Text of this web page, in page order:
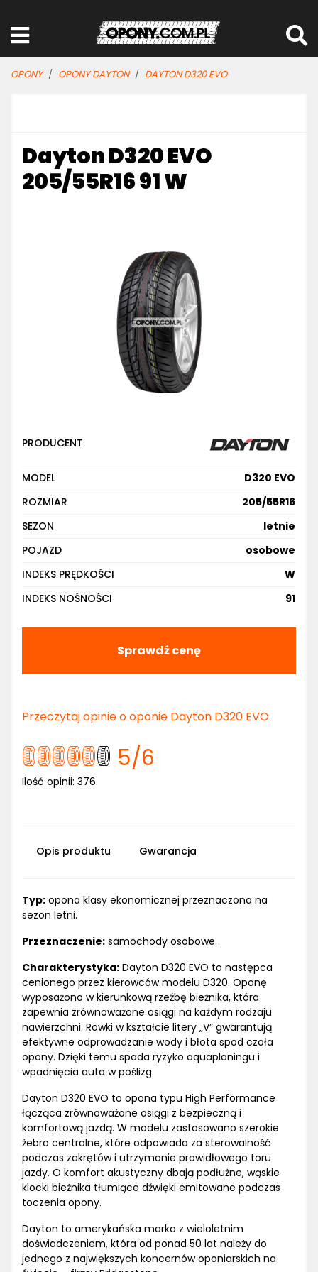
OPONY OPONY DAYTON DAYTON D320 EVO
Dayton D320 EVO
205/55R16 91 W
PRODUCENT
MODEL
D320 EVO
ROZMIAR
205/55R16
SEZON
letnie
POJAZD
osobowe
INDEKS PRĘDKOŚCI
W
INDEKS NOŚNOŚCI
91
Sprawdź cenę
Przeczytaj opinie o oponie Dayton D320 EVO
5/6
Ilość opinii: 376
Opis produktu Gwarancja
Typ: opona klasy ekonomicznej przeznaczona na
sezon letni.
Przeznaczenie: samochody osobowe.
Charakterystyka: Dayton D320 EVO to następca
cenionego przez kierowców modelu D320. Oponę
wyposażono w kierunkową rzeźbę bieżnika, która
zapewnia zrównoważone osiągi na każdym rodzaju
nawierzchni. Rowki w kształcie litery „V” gwarantują
efektywne odprowadzanie wody i błota spod czoła
opony. Dzięki temu spada ryzyko aquaplaningu i
wpadnięcia auta w poślizg.
Dayton D320 EVO to opona typu High Performance
łącząca zrównoważone osiągi z bezpieczną i
komfortową jazdą. W modelu zastosowano szerokie
żebro centralne, które odpowiada za sterowalność
podczas zakrętów i utrzymanie prawidłowego toru
jazdy. O komfort akustyczny dbają podłużne, wąskie
klocki bieżnika tłumiące dźwięki emitowane podczas
toczenia opony.
Dayton to amerykańska marka z wieloletnim
doświadczeniem, która od ponad 50 lat należy do
jednego z największych koncernów oponiarskich na